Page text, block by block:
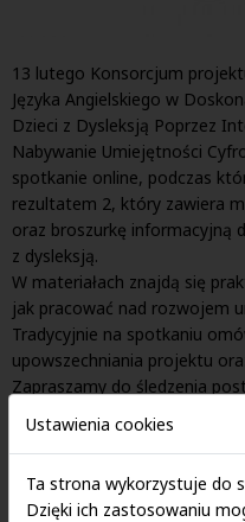
13 lutego Konsorcjum
Języka Angielskiego w
Dzieci z Dysleksją Poprzez
Nabywanie Umiejętności
spotkanie online, podczas
rezultatem 2, który zawiera
oraz broszurkę informacyjną
z dysleksją.
W materiałach znajdą się
jak pracować nad rozwojem
Tradycyjnie na spotkaniu
upowszechniania projektu
Zapraszamy do śledzenia
Facebooku oraz
Ustawienia cookies
Ta strona wykorzystuje do
Dzięki ich zastosowaniu